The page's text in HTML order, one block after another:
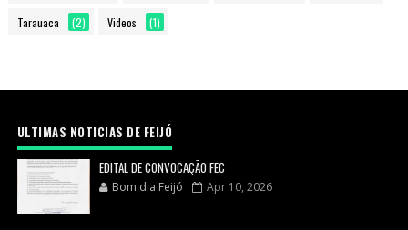
Tarauaca (2) Videos (1)
ULTIMAS NOTICIAS DE FEIJÓ
EDITAL DE CONVOCAÇÃO FEC
Bom dia Feijó Apr 10, 2026